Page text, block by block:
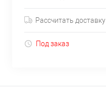
Рассчитать доставку
Под заказ